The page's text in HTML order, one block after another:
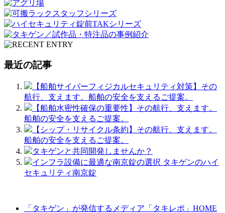
最近の記事
【船舶サイバーフィジカルセキュリティ対策】その
航行、支えます。船舶の安全を支えるご提案。
【船舶水密性確保の重要性】その航行、支えます。
船舶の安全を支えるご提案。
【シップ・リサイクル条約】その航行、支えます。
船舶の安全を支えるご提案。
タキゲンと共同開発しませんか？
インフラ設備に最適な南京錠の選択 タキゲンのハイ
セキュリティ南京錠
「タキゲン」が発信するメディア「タキレポ」HOME